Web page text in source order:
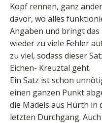
Kopf rennen, ganz
davor, wo alles
Angaben und bringt das
wieder zu viele Fehler
zu viel, sodass dieser
Eichen- Kreuztal geht.
Ein Satz ist schon
einen ganzen Punkt
die Mädels aus Hürth in
letzten Durchgang.